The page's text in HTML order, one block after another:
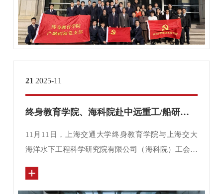
21 2025-11
终身教育学院、海科院赴中远重工/船研所开展“锻铸新质生产力 弘扬大国工匠魂”主题思政实践活动
11月11日，上海交通大学终身教育学院与上海交大
海洋水下工程科学研究院有限公司（海科院）工会联
魂”主题思政实践活动。